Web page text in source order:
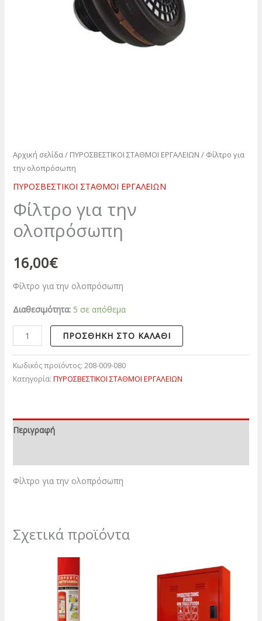
Αρχική σελίδα/ ΠΥΡΟΣΒΕΣΤΙΚΟΙ ΣΤΑΘΜΟΙ ΕΡΓΑΛΕΙΩΝ / Φίλτρο για
την ολοπρόσωπη
ΠΥΡΟΣΒΕΣΤΙΚΟΙ ΣΤΑΘΜΟΙ ΕΡΓΑΛΕΙΩΝ
Φίλτρο για την
ολοπρόσωπη
16,00€
Φίλτρο για την ολοπρόσωπη
Διαθεσιμότητα: 5 σε απόθεμα
ΠΡΟΣΘΉΚΗ ΣΤΟ ΚΑΛΆΘΙ
Κωδικός προϊόντος: 208-009-080
Κατηγορία: ΠΥΡΟΣΒΕΣΤΙΚΟΙ ΣΤΑΘΜΟΙ ΕΡΓΑΛΕΙΩΝ
Περιγραφή
Φίλτρο για την ολοπρόσωπη
Σχετικά προϊόντα